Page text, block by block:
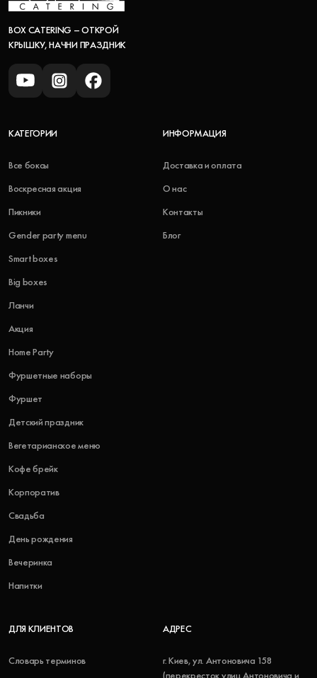
BOX CATERING – ОТКРОЙ
КРЫШКУ, НАЧНИ ПРАЗДНИК
КАТЕГОРИИ
Все боксы
Воскресная акция
Пикники
Gender party menu
Smart boxes
Big boxes
Ланчи
Акция
Home Party
Фуршетные наборы
Фуршет
Детский праздник
Вегетарианское меню
Кофе брейк
Корпоратив
Свадьба
День рождения
Вечеринка
Напитки
ИНФОРМАЦИЯ
Доставка и оплата
О нас
Контакты
Блог
ДЛЯ КЛИЕНТОВ
Словарь терминов
АДРЕС
г. Киев, ул. Антоновича 158
(перекресток улиц Антоновича и